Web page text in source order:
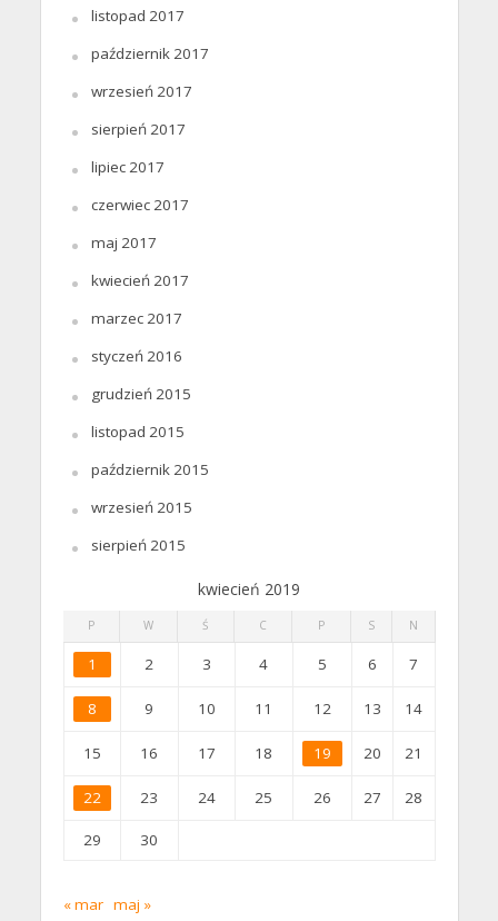
listopad 2017
październik 2017
wrzesień 2017
sierpień 2017
lipiec 2017
czerwiec 2017
maj 2017
kwiecień 2017
marzec 2017
styczeń 2016
grudzień 2015
listopad 2015
październik 2015
wrzesień 2015
sierpień 2015
kwiecień 2019
P W Ś C P S N
1 2 3 4 5 6 7
8 9 10 11 12 13 14
15 16 17 18 19 20 21
22 23 24 25 26 27 28
29 30
« mar maj »